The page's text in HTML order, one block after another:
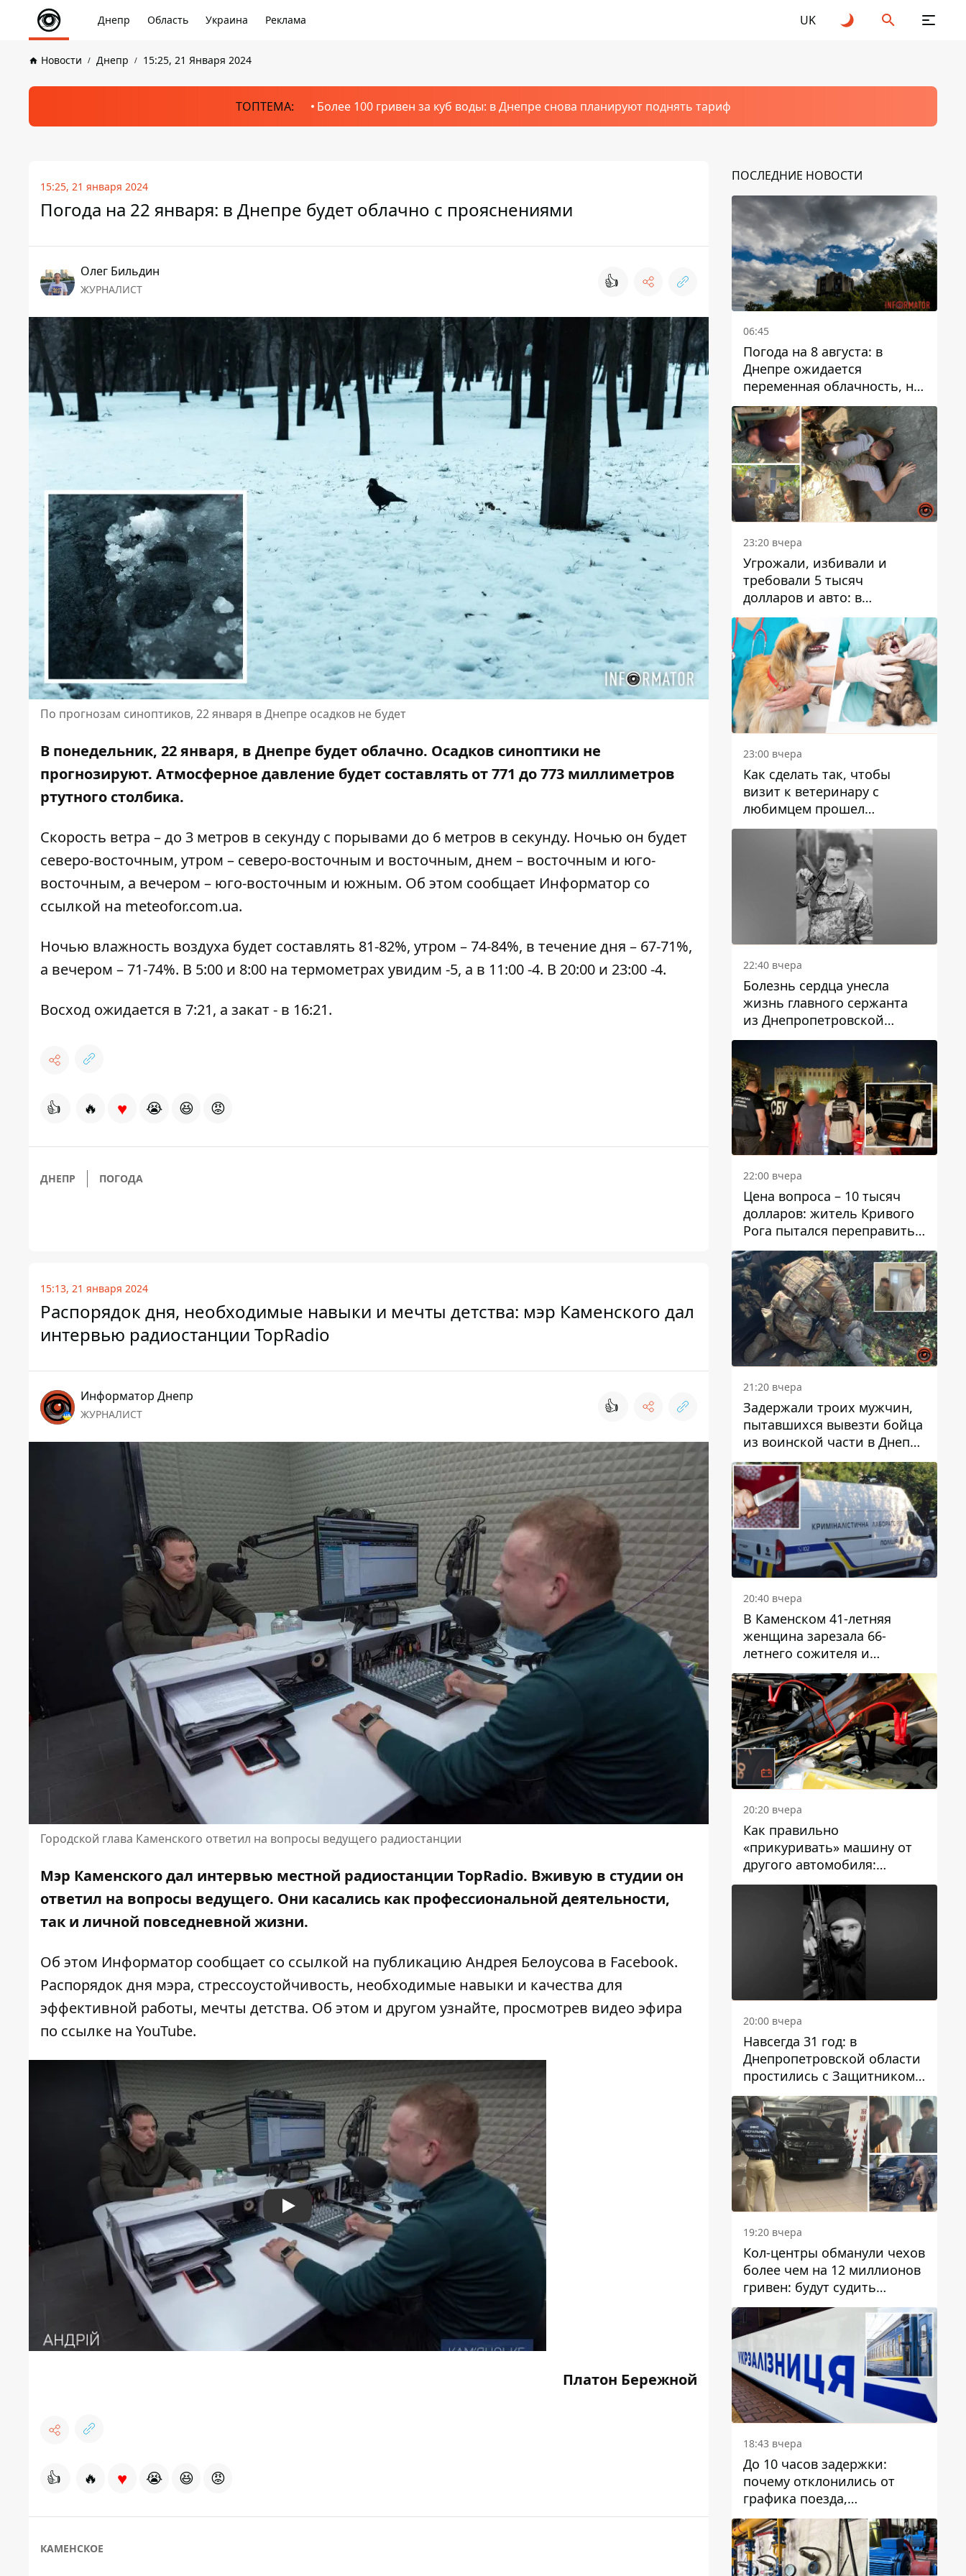
Днепр Область Украина Реклама UK
Новости Днепр 15:25, 21 Января 2024
ТОПТЕМА: Более 100 гривен за куб воды: в Днепре снова планируют поднять тариф
15:25, 21 января 2024
Погода на 22 января: в Днепре будет облачно с прояснениями
Олег Бильдин
ЖУРНАЛИСТ 👍
По прогнозам синоптиков, 22 января в Днепре осадков не будет
В понедельник, 22 января, в Днепре будет облачно. Осадков синоптики не
прогнозируют. Атмосферное давление будет составлять от 771 до 773 миллиметров
ртутного столбика.
Скорость ветра – до 3 метров в секунду с порывами до 6 метров в секунду. Ночью он будет
северо-восточным, утром – северо-восточным и восточным, днем ​​– восточным и юго-
восточным, а вечером – юго-восточным и южным. Об этом сообщает Информатор со
ссылкой на meteofor.com.ua.
Ночью влажность воздуха будет составлять 81-82%, утром – 74-84%, в течение дня – 67-71%,
а вечером – 71-74%. В 5:00 и 8:00 на термометрах увидим -5, а в 11:00 -4. В 20:00 и 23:00 -4.
Восход ожидается в 7:21, а закат - в 16:21.
👍 🔥 ♥ 😭 😆 😡
ДНЕПР ПОГОДА
15:13, 21 января 2024
Распорядок дня, необходимые навыки и мечты детства: мэр Каменского дал
интервью радиостанции TopRadio
Информатор Днепр
ЖУРНАЛИСТ 👍
Городской глава Каменского ответил на вопросы ведущего радиостанции
Мэр Каменского дал интервью местной радиостанции TopRadio. Вживую в студии он
ответил на вопросы ведущего. Они касались как профессиональной деятельности,
так и личной повседневной жизни.
Об этом Информатор сообщает со ссылкой на публикацию Андрея Белоусова в Facebook.
Распорядок дня мэра, стрессоустойчивость, необходимые навыки и качества для
эффективной работы, мечты детства. Об этом и другом узнайте, просмотрев видео эфира
по ссылке на YouTube.
Play
Платон Бережной
👍 🔥 ♥ 😭 😆 😡
КАМЕНСКОЕ
ПОСЛЕДНИЕ НОВОСТИ
06:45
Погода на 8 августа: в
Днепре ожидается
переменная облачность, но
может пойти дождь
23:20 вчера
Угрожали, избивали и
требовали 5 тысяч
долларов и авто: в
Павлограде задержали двух
мужчин
23:00 вчера
Как сделать так, чтобы
визит к ветеринару с
любимцем прошел
спокойно: простые советы
22:40 вчера
Болезнь сердца унесла
жизнь главного сержанта
из Днепропетровской
области Юрия Свистуна
22:00 вчера
Цена вопроса – 10 тысяч
долларов: житель Кривого
Рога пытался переправить
мужчину в Словакию
21:20 вчера
Задержали троих мужчин,
пытавшихся вывезти бойца
из воинской части в Днепр
за 7 тысяч долларов: среди
них был врач
20:40 вчера
В Каменском 41-летняя
женщина зарезала 66-
летнего сожителя и
пыталась обмануть
полицейских
20:20 вчера
Как правильно
«прикуривать» машину от
другого автомобиля:
инструкция для водителей
20:00 вчера
Навсегда 31 год: в
Днепропетровской области
простились с Защитником
Александром Репиным
19:20 вчера
Кол-центры обманули чехов
более чем на 12 миллионов
гривен: будут судить
днепрянина,
организовавшего
транснациональную
преступную организацию
18:43 вчера
До 10 часов задержки:
почему отклонились от
графика поезда,
курсирующие через Днепр
и область